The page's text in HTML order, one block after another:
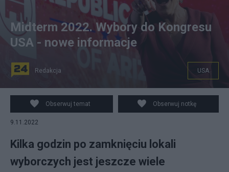
Republikańska polityk Kari Lake. Fot. PAP/EPA/ETIENNE
LAURENT
Midterm 2022. Wybory do Kongresu
USA - nowe informacje
Redakcja USA
Obserwuj temat Obserwuj notkę
9.11.2022
Kilka godzin po zamknięciu lokali
wyborczych jest jeszcze wiele